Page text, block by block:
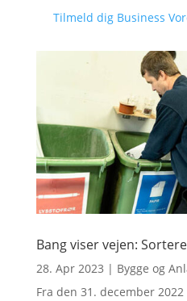
Tilmeld dig Business
Bang viser vejen:
28. Apr 2023 | Bygge og
Fra den 31. december